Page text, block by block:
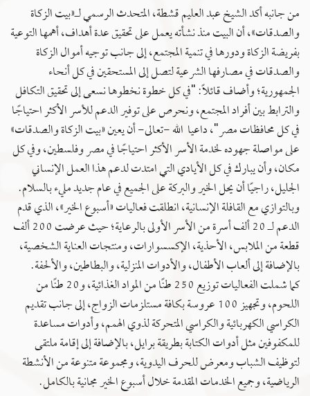
من جانبه أكد الشيخ عبد العليم قشطة، المتحدث الرسمي لـ«بيت الزكاة
والصدقات»، أن البيت منذ نشأته يعمل على تحقيق عدة أهداف، أهمها التوعية
بفريضة الزكاة ودورها في تنمية المجتمع، إلى جانب توجيه أموال الزكاة
والصدقات في مصارفها الشرعية لتصل إلى المستحقين في كل أنحاء
الجمهورية؛ وأضاف قائلاً: "في كل خطوة نخطوها نسعى إلى تحقيق التكافل
والترابط بين أفراد المجتمع، ونحرص على توفير الدعم للأسر الأكثر احتياجًا
في كل محافظات مصر"، داعيا الله -تعالى- أن يعين «بيت الزكاة والصدقات»
على مواصلة جهوده لخدمة الأسر الأكثر احتياجًا في مصر وفلسطين، وفي كل
مكان، وأن يبارك في كل الأيادي التي امتدت لدعم هذا العمل الإنساني
الجليل، راجيًا أن يحل الخير والبركة على الجميع في عام جديد مليء بالسلام.
وبالتوازي مع القافلة الإنسانية، انطلقت فعاليات «أسبوع الخير»، الذي قدم
الدعم لـ 20 ألف أسرة من الأسر الأولى بالرعاية؛ حيث عرضت 200 ألف
قطعة من الملابس، الأحذية، الإكسسوارات، ومنتجات العناية الشخصية،
بالإضافة إلى ألعاب الأطفال، والأدوات المنزلية، والبطاطين، والألحفة.
كما شملت الفعاليات توزيع 250 طنًا من المواد الغذائية، و20 طنًا من
اللحوم، وتجهيز 100 عروسة بكافة مستلزمات الزواج، إلى جانب تقديم
الكراسي الكهربائية والكراسي المتحركة لذوي الهمم، وأدوات مساعدة
للمكفوفين مثل أدوات الكتابة بطريقة برايل، بالإضافة إلى إقامة ملتقى
لتوظيف الشباب ومعرض للحرف اليدوية، ومجموعة متنوعة من الأنشطة
الرياضية، وجميع الخدمات المقدمة خلال أسبوع الخير مجانية بالكامل.